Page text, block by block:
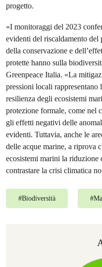
progetto.
«I monitoraggi del 2023
evidenti del riscaldamento del
della conservazione e
protette hanno sulla
Greenpeace Italia. «La
pressioni locali
resilienza degli ecosistemi
protezione formale, come nel
gli effetti negativi delle
evidenti. Tuttavia, anche le
delle acque marine, a riprova
ecosistemi marini la riduzione
contrastare la crisi climatica
#Biodiversità #